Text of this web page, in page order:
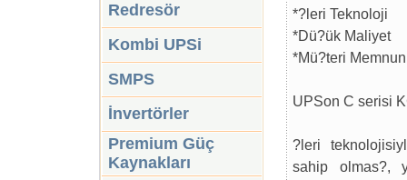
Redresör
Kombi UPSi
SMPS
İnvertörler
Premium Güç
Kaynakları
*?leri Teknoloji
*Dü?ük Maliyet
*Mü?teri
UPSon C serisi
?leri
sahip olmas?,